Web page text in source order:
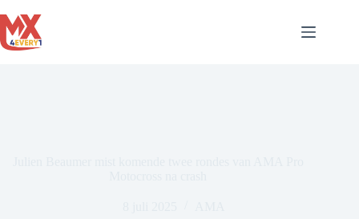
naar
de
inhoud